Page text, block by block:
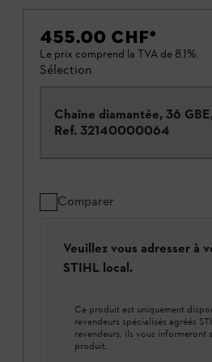
455.00 CHF*
Le prix comprend la TVA de 8.1%.
Sélection
Chaîne diamantée, 36
Ref. 32140000064
Comparer
Veuillez vous adresser à
STIHL local.
Ce produit est uniquement
revendeurs spécialisés agréés
revendeurs, ils vous informeront
produit.